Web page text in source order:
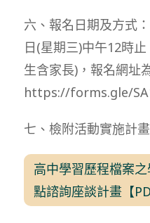
六、報名日期及方式
日(星期三)中午12時
生含家長)，報名網址
https://forms.gle/
七、檢附活動實施計
高中學習歷程檔案
點諮詢座談計畫【